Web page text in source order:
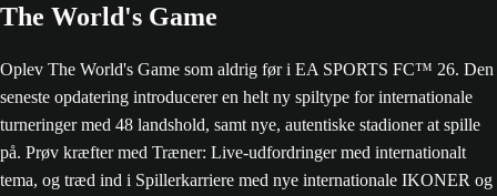
The World's Game
Oplev The World's Game som aldrig før i EA SPORTS FC™ 26. Den
seneste opdatering introducerer en helt ny spiltype for internationale
turneringer med 48 landshold, samt nye, autentiske stadioner at spille
på. Prøv kræfter med Træner: Live-udfordringer med internationalt
tema, og træd ind i Spillerkarriere med nye internationale IKONER og